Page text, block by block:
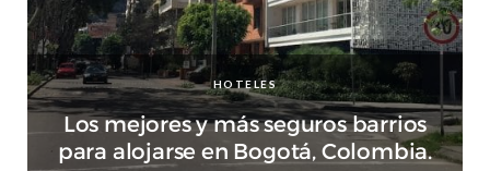
HOTELES
Los mejores y más seguros barrios
para alojarse en Bogotá, Colombia.